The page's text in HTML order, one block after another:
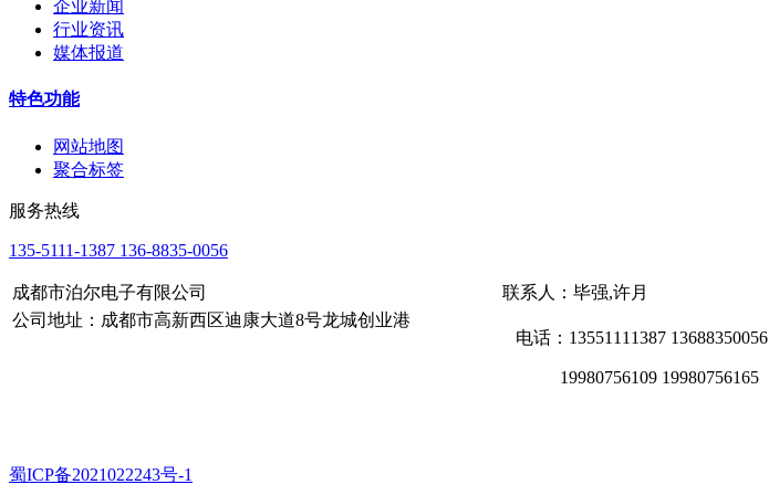
企业新闻
行业资讯
媒体报道
特色功能
网站地图
聚合标签
服务热线
135-5111-1387 136-8835-0056
成都市泊尔电子有限公司 联系人：毕强,许月
公司地址：成都市高新西区迪康大道8号龙城创业港
电话：13551111387 13688350056
19980756109 19980756165
蜀ICP备2021022243号-1